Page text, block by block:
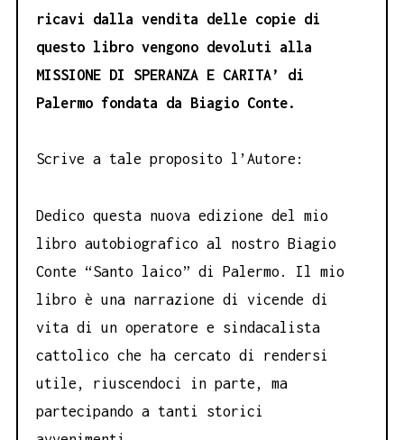
ricavi dalla vendita delle copie di
questo libro vengono devoluti alla
MISSIONE DI SPERANZA E CARITA’ di
Palermo fondata da Biagio Conte.
Scrive a tale proposito l’Autore:
Dedico questa nuova edizione del mio
libro autobiografico al nostro Biagio
Conte “Santo laico” di Palermo. Il mio
libro è una narrazione di vicende di
vita di un operatore e sindacalista
cattolico che
ha cercato di rendersi
utile, riuscendoci in parte, ma
partecipando a tanti storici